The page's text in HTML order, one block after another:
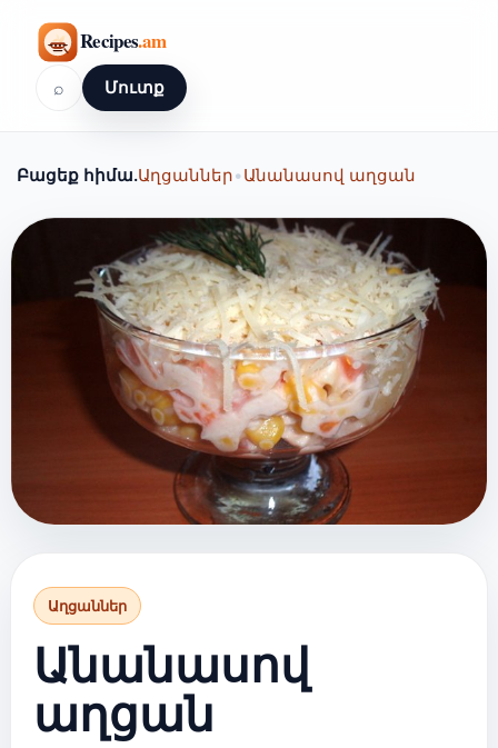
⌕ Մուտք
Բացեք հիմա.Աղցաններ•Անանասով աղցան
Աղցաններ
Անանասով
աղցան